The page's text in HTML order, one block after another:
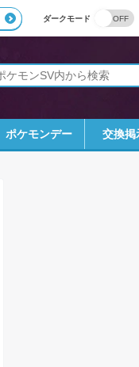
ダークモード
ポケモンデー 交換掲